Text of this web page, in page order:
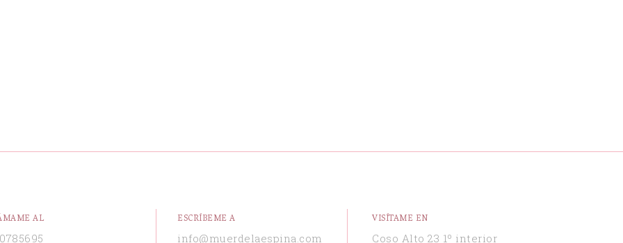
AL ESCRÍBEME A
info@muerdelaespina.com
VISÍTAME EN
Coso Alto 23 1º interior